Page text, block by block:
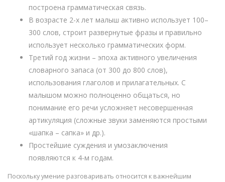
построена грамматическая связь.
В возрасте 2-х лет малыш активно использует 100–
300 слов, строит развернутые фразы и правильно
использует несколько грамматических форм.
Третий год жизни – эпоха активного увеличения
словарного запаса (от 300 до 800 слов),
использования глаголов и прилагательных. С
малышом можно полноценно общаться, но
понимание его речи усложняет несовершенная
артикуляция (сложные звуки заменяются простыми
«шапка – сапка» и др.).
Простейшие суждения и умозаключения
появляются к 4-м годам.
Поскольку умение разговаривать относится к важнейшим